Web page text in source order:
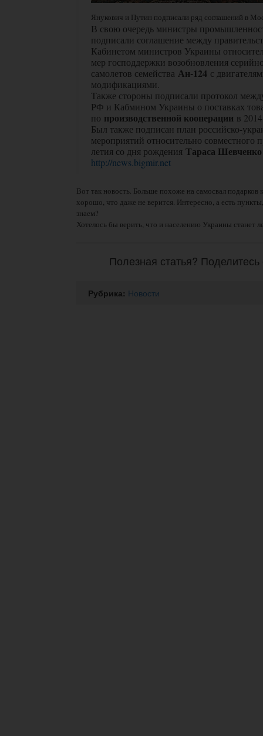
Янукович и Путин подписали ряд соглашений в
В свою очередь министры
подписали соглашение между
Кабинетом министров Украины
мер господдержки возобновления
самолетов семейства Ан-124 с
модификациями.
Также стороны подписали протокол
РФ и Кабмином Украины о поставках
по производственной кооперации в
Был также подписан план российско-
мероприятий относительно совместного
летия со дня рождения Тараса Шевченко
http://news.bigmir.net
Вот так новость. Больше похоже на самосвал подарков
хорошо, что даже не верится. Интересно, а есть
знаем?
Хотелось бы верить, что и населению Украины станет
Полезная статья?
Рубрика: Новости